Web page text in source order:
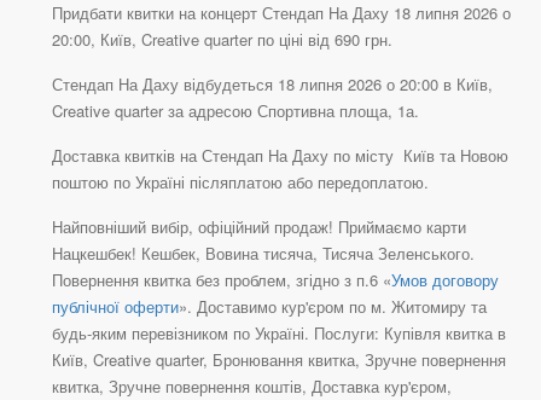
Придбати квитки на концерт Стендап На Даху 18 липня 2026 о
20:00, Київ, Creative quarter по ціні від 690 грн.
Стендап На Даху відбудеться 18 липня 2026 о 20:00 в Київ,
Creative quarter за адресою Спортивна площа, 1а.
Доставка квитків на Стендап На Даху по місту Київ та Новою
поштою по Україні післяплатою або передоплатою.
Найповніший вибір, офіційний продаж! Приймаємо карти
Нацкешбек! Кешбек, Вовина тисяча, Тисяча Зеленського.
Повернення квитка без проблем, згідно з п.6 «Умов договору
публічної оферти». Доставимо кур'єром по м. Житомиру та
будь-яким перевізником по Україні. Послуги: Купівля квитка в
Київ, Creative quarter, Бронювання квитка, Зручне повернення
квитка, Зручне повернення коштів, Доставка кур'єром,